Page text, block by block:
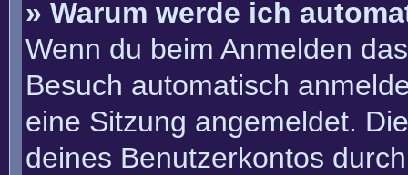
» Warum werde ich
Wenn du beim Anmelden
Besuch automatisch
eine Sitzung angemeldet.
deines Benutzerkontos